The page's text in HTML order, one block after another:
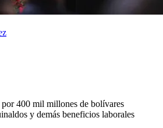
400 mil millones de bolívares
y demás beneficios laborales